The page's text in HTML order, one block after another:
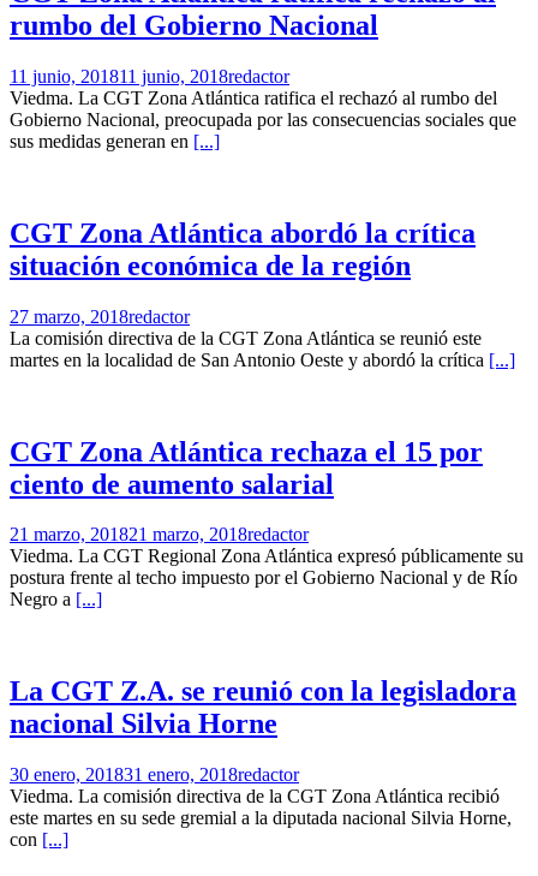
rumbo del Gobierno Nacional
11 junio, 201811 junio, 2018redactor
Viedma. La CGT Zona Atlántica ratifica el rechazó al rumbo del
Gobierno Nacional, preocupada por las consecuencias sociales que
sus medidas generan en [...]
CGT Zona Atlántica abordó la crítica
situación económica de la región
27 marzo, 2018redactor
La comisión directiva de la CGT Zona Atlántica se reunió este
martes en la localidad de San Antonio Oeste y abordó la crítica [...]
CGT Zona Atlántica rechaza el 15 por
ciento de aumento salarial
21 marzo, 201821 marzo, 2018redactor
Viedma. La CGT Regional Zona Atlántica expresó públicamente su
postura frente al techo impuesto por el Gobierno Nacional y de Río
Negro a [...]
La CGT Z.A. se reunió con la legisladora
nacional Silvia Horne
30 enero, 201831 enero, 2018redactor
Viedma. La comisión directiva de la CGT Zona Atlántica recibió
este martes en su sede gremial a la diputada nacional Silvia Horne,
con [...]